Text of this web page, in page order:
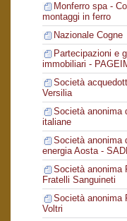
Monferro spa -
montaggi in ferro
Nazionale Cogne
Partecipazioni e
immobiliari -
Società
Versilia
Società anonima
italiane
Società anonima
energia Aosta -
Società anonima
Fratelli Sanguineti
Società anonima
Voltri